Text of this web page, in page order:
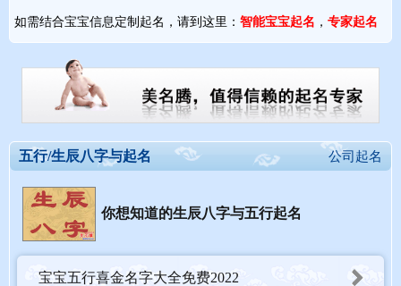
如需结合宝宝信息定制起名，请到这里： 智能宝宝起名 ， 专家起名
公司起名
五行/生辰八字与起名
你想知道的生辰八字与五行起名
宝宝五行喜金名字大全免费2022